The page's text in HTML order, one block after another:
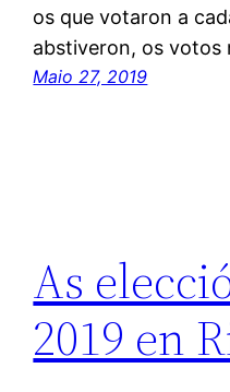
os que votaron a
abstiveron, os votos
Maio 27, 2019
As
2019 en